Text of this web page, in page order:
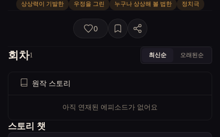
상상력이 기발한 우정을 그린 누구나 상상해 볼 법한 정치극
0
회차1 최신순 오래된순
원작 스토리
아직 연재된 에피소드가 없어요
스토리 챗